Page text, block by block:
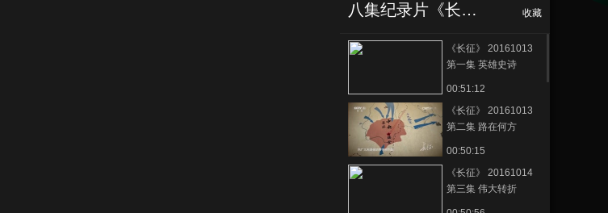
八集纪录片《长征》 收藏
《长征》 20161013
第一集 英雄史诗
00:51:12
《长征》 20161013
第二集 路在何方
00:50:15
《长征》 20161014
第三集 伟大转折